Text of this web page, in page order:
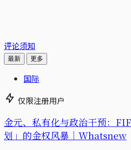
评论须知
最新 更多
国际
仅限注册用户
金元、私有化与政治干预：
划」的金权风暴｜Whatsnew